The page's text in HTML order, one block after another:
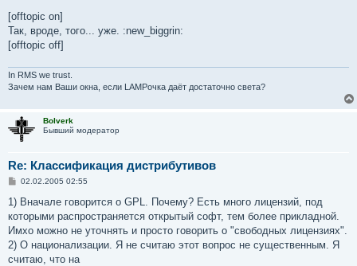
и
е
[offtopic on]
Так, вроде, того... уже. :new_biggrin:
[offtopic off]
In RMS we trust.
Зачем нам Ваши окна, если LAMPочка даёт достаточно света?
Bolverk
Бывший модератор
Re: Классификация дистрибутивов
С
о
щ
е
и
е
02.02.2005 02:55
1) Вначале говорится о GPL. Почему? Есть много лицензий, под
которыми распространяется открытый софт, тем более прикладной.
Имхо можно не уточнять и просто говорить о "свободных лицензиях".
2) О национализации. Я не считаю этот вопрос не существенным. Я
считаю, что на